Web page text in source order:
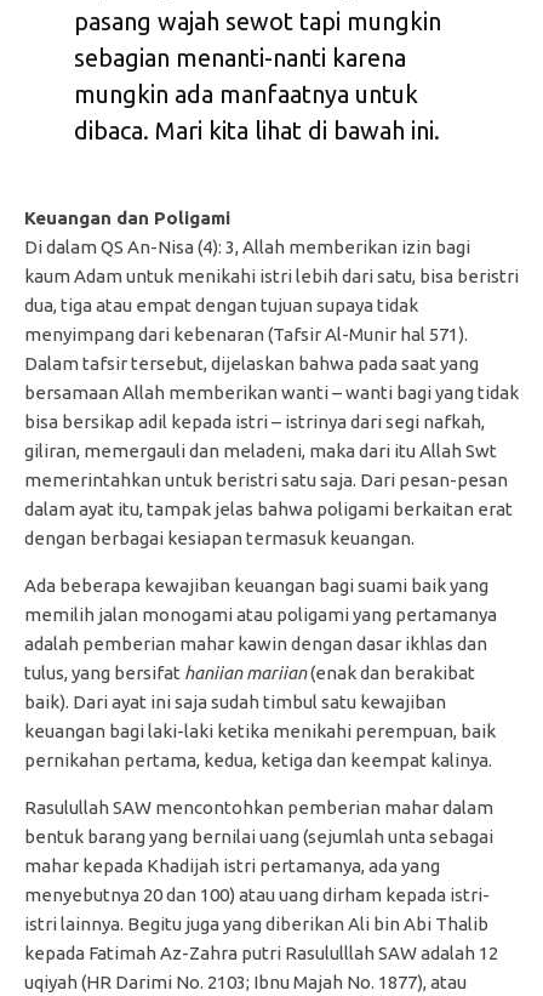
pasang wajah sewot tapi mungkin
sebagian menanti-nanti karena
mungkin ada manfaatnya untuk
dibaca. Mari kita lihat di bawah ini.
Keuangan dan Poligami
Di dalam QS An-Nisa (4): 3, Allah memberikan izin bagi
kaum Adam untuk menikahi istri lebih dari satu, bisa beristri
dua, tiga atau empat dengan tujuan supaya tidak
menyimpang dari kebenaran (Tafsir Al-Munir hal 571).
Dalam tafsir tersebut, dijelaskan bahwa pada saat yang
bersamaan Allah memberikan wanti – wanti bagi yang tidak
bisa bersikap adil kepada istri – istrinya dari segi nafkah,
giliran, memergauli dan meladeni, maka dari itu Allah Swt
memerintahkan untuk beristri satu saja. Dari pesan-pesan
dalam ayat itu, tampak jelas bahwa poligami berkaitan erat
dengan berbagai kesiapan termasuk keuangan.
Ada beberapa kewajiban keuangan bagi suami baik yang
memilih jalan monogami atau poligami yang pertamanya
adalah pemberian mahar kawin dengan dasar ikhlas dan
tulus, yang bersifat haniian mariian(enak dan berakibat
baik). Dari ayat ini saja sudah timbul satu kewajiban
keuangan bagi laki-laki ketika menikahi perempuan, baik
pernikahan pertama, kedua, ketiga dan keempat kalinya.
Rasulullah SAW mencontohkan pemberian mahar dalam
bentuk barang yang bernilai uang (sejumlah unta sebagai
mahar kepada Khadijah istri pertamanya, ada yang
menyebutnya 20 dan 100) atau uang dirham kepada istri-
istri lainnya. Begitu juga yang diberikan Ali bin Abi Thalib
kepada Fatimah Az-Zahra putri Rasululllah SAW adalah 12
uqiyah (HR Darimi No. 2103; Ibnu Majah No. 1877), atau